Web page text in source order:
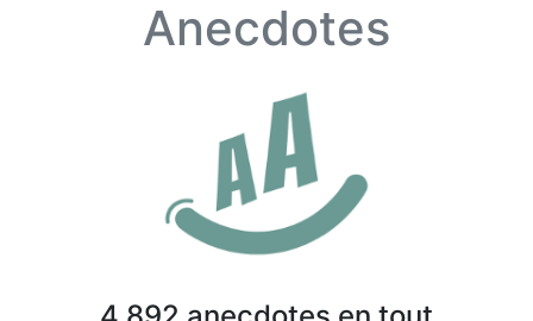
Anecdotes